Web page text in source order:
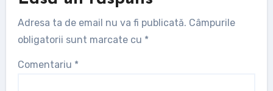
Adresa ta de email nu va fi publicată. Câmpurile
obligatorii sunt marcate cu *
Comentariu *